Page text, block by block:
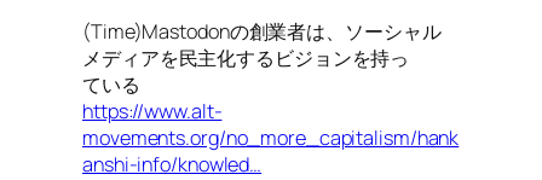
(Time)Mastodonの創業者は、ソーシャル
メディアを民主化するビジョンを持っ
ている
https://www.alt-
movements.org/no_more_capitalism/hank
anshi-info/knowled…